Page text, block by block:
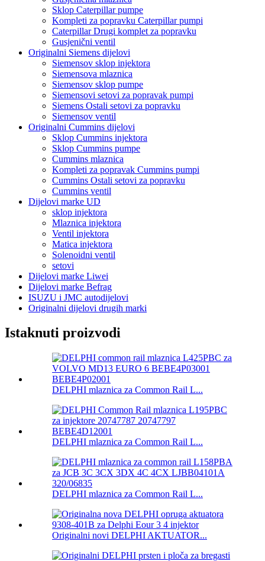
Sklop Caterpillar pumpe
Kompleti za popravku Caterpillar pumpi
Caterpillar Drugi komplet za popravku
Gusjenični ventil
Originalni Siemens dijelovi
Siemensov sklop injektora
Siemensova mlaznica
Siemensov sklop pumpe
Siemensovi setovi za popravak pumpi
Siemens Ostali setovi za popravku
Siemensov ventil
Originalni Cummins dijelovi
Sklop Cummins injektora
Sklop Cummins pumpe
Cummins mlaznica
Kompleti za popravak Cummins pumpi
Cummins Ostali setovi za popravku
Cummins ventil
Dijelovi marke UD
sklop injektora
Mlaznica injektora
Ventil injektora
Matica injektora
Solenoidni ventil
setovi
Dijelovi marke Liwei
Dijelovi marke Befrag
ISUZU i JMC autodijelovi
Originalni dijelovi drugih marki
Istaknuti proizvodi
DELPHI mlaznica za Common Rail L...
DELPHI mlaznica za Common Rail L...
DELPHI mlaznica za Common Rail L...
Originalni novi DELPHI AKTUATOR...